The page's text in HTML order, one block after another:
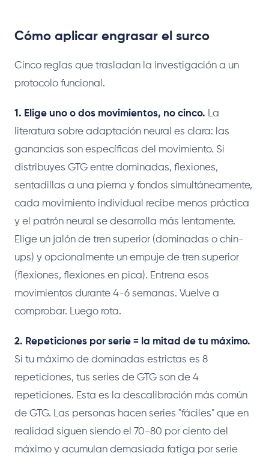
Cómo aplicar engrasar el surco
Cinco reglas que trasladan la investigación a un
protocolo funcional.
1. Elige uno o dos movimientos, no cinco. La
literatura sobre adaptación neural es clara: las
ganancias son específicas del movimiento. Si
distribuyes GTG entre dominadas, flexiones,
sentadillas a una pierna y fondos simultáneamente,
cada movimiento individual recibe menos práctica
y el patrón neural se desarrolla más lentamente.
Elige un jalón de tren superior (dominadas o chin-
ups) y opcionalmente un empuje de tren superior
(flexiones, flexiones en pica). Entrena esos
movimientos durante 4-6 semanas. Vuelve a
comprobar. Luego rota.
2. Repeticiones por serie = la mitad de tu máximo.
Si tu máximo de dominadas estrictas es 8
repeticiones, tus series de GTG son de 4
repeticiones. Esta es la descalibración más común
de GTG. Las personas hacen series "fáciles" que en
realidad siguen siendo el 70-80 por ciento del
máximo y acumulan demasiada fatiga por serie